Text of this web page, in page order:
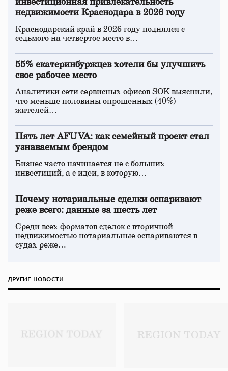
инвестиционная привлекательность
недвижимости Краснодара в 2026 году
Краснодарский край в 2026 году поднялся с
седьмого на четвертое место в…
55% екатеринбуржцев хотели бы улучшить
свое рабочее место
Аналитики сети сервисных офисов SOK выяснили,
что меньше половины опрошенных (40%)
жителей…
Пять лет AFUVA: как семейный проект стал
узнаваемым брендом
Бизнес часто начинается не с больших
инвестиций, а с идеи, в которую…
Почему нотариальные сделки оспаривают
реже всего: данные за шесть лет
Среди всех форматов сделок с вторичной
недвижимостью нотариальные оспариваются в
судах реже…
ДРУГИЕ НОВОСТИ